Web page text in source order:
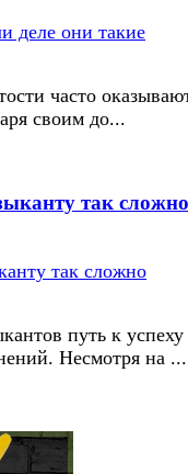
часто
своим до...
так сложно
путь к успеху
Несмотря на ...